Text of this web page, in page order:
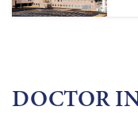
DOCTOR